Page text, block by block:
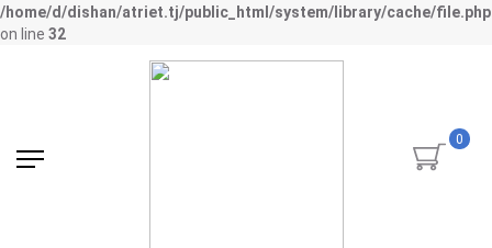
/home/d/dishan/atriet.tj/public_html/system/library/cache/file.php
on line 32
0